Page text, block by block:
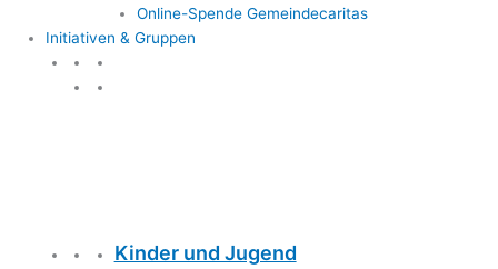
Online-Spende Gemeindecaritas
Initiativen & Gruppen
Kinder und Jugend